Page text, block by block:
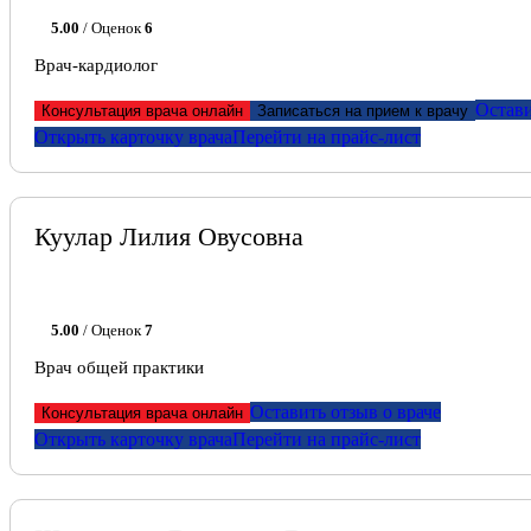
5.00 / Оценок 6
Врач-кардиолог
Консультация врача онлайн Записаться на прием к врачу
Открыть карточку врачаПерейти на прайс-лист
Куулар Лилия Овусовна
5.00 / Оценок 7
Врач общей практики
Консультация врача онлайн Оставить отзыв о враче
Открыть карточку врачаПерейти на прайс-лист